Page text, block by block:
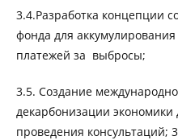
3.4.Разработка концепции
фонда для
платежей за выбросы;
3.5. Создание
декарбонизации
проведения консультаций;